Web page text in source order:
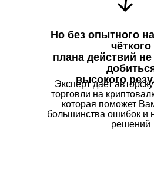
Но без опытного
чёткого
плана действий
высокого
Эксперт дает
торговли на
которая поможет
большинства ошибок и
решений